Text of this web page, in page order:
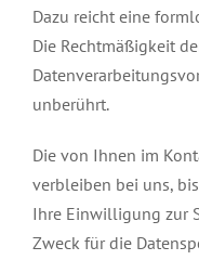
Dazu reicht eine
Die Rechtmäßigkeit
unberührt.
Die von Ihnen im
verbleiben bei uns,
Ihre Einwilligung zur
Zweck für die